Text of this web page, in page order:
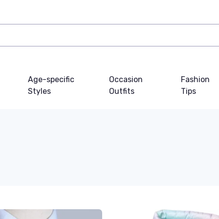
Age-specific
Styles
Occasion
Outfits
Fashion
Tips